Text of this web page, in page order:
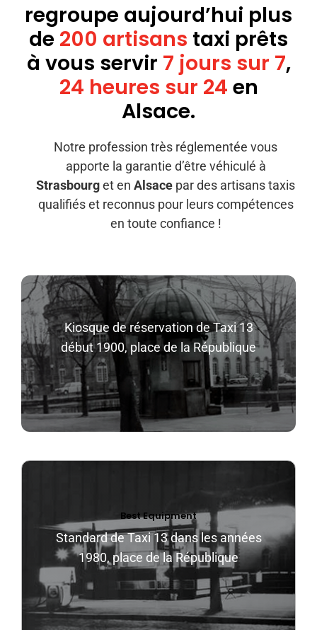
Appeler avec Whatsapp
+33 3 88 36 13 13
regroupe aujourd’hui plus
de 200 artisans taxi prêts
à vous servir 7 jours sur 7,
24 heures sur 24 en
Alsace.
Notre profession très réglementée vous
apporte la garantie d’être véhiculé à
Strasbourget en Alsace par des artisans taxis
qualifiés et reconnus pour leurs compétences
en toute confiance !
Kiosque de réservation de Taxi 13
début 1900, place de la République
Best Equipment
Standard de Taxi 13 dans les années
1980, place de la République